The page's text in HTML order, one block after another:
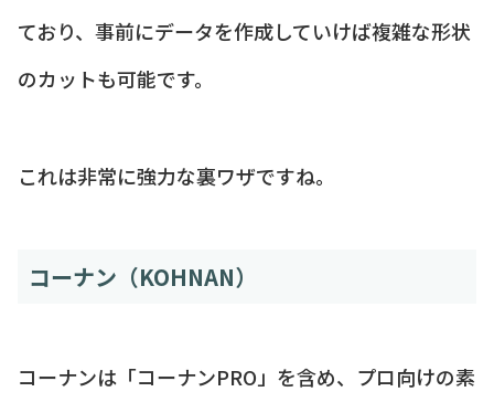
ており、事前にデータを作成していけば複雑な形状
のカットも可能です。
これは非常に強力な裏ワザですね。
コーナン（KOHNAN）
コーナンは「コーナンPRO」を含め、プロ向けの素